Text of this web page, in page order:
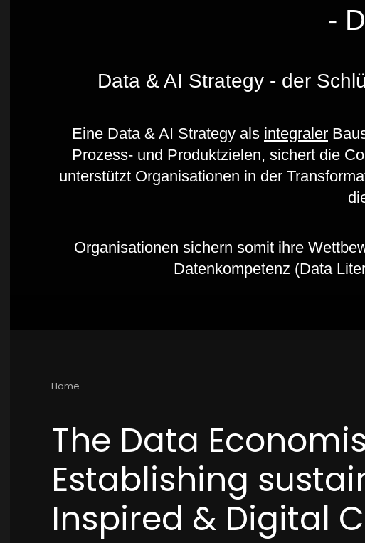
-
Data & AI Strategy - der
Eine Data & AI Strategy als integraler
Prozess- und Produktzielen, sichert die
unterstützt Organisationen in der
Organisationen sichern somit ihre
Datenkompetenz (Data
Home
The Data
Establishing
Inspired & Digital